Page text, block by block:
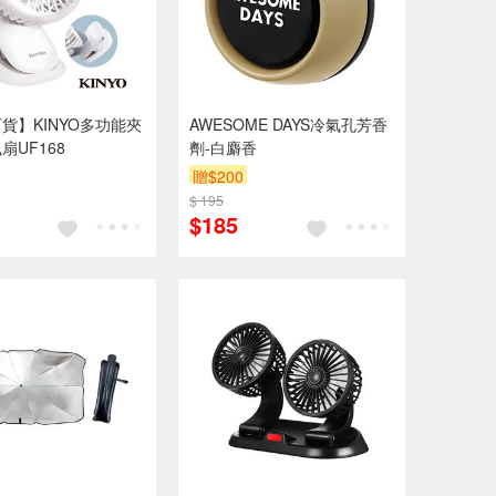
】KINYO多功能夾
UF168
AWESOME DAYS冷氣孔芳香
劑-白麝香
贈$200
$ 195
$185